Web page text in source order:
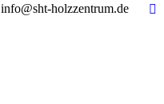
info@sht-holzzentrum.de